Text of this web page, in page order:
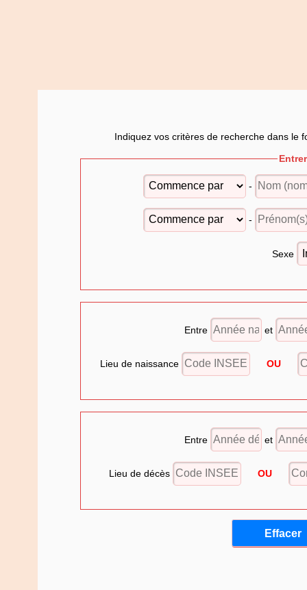
Indiquez vos critères de recherche dans le
-
-
Sexe
Entre et
Lieu de naissance OU
Entre et
Lieu de décès OU